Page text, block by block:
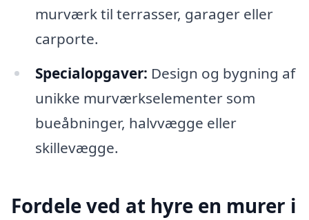
murværk til terrasser, garager eller
carporte.
Specialopgaver: Design og bygning af
unikke murværkselementer som
bueåbninger, halvvægge eller
skillevægge.
Fordele ved at hyre en murer i